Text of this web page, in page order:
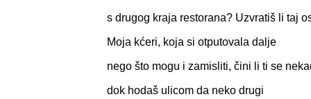
s drugog kraja restorana? Uzvratiš li taj
Moja kćeri, koja si otputovala dalje
nego što mogu i zamisliti, čini li ti se
dok hodaš ulicom da neko drugi